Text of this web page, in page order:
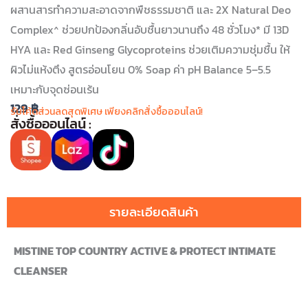
ผสานสารทำความสะอาดจากพืชธรรมชาติ และ 2X Natural Deo
Complex^ ช่วยปกป้องกลิ่นอับชื้นยาวนานถึง 48 ชั่วโมง* มี 13D
HYA และ Red Ginseng Glycoproteins ช่วยเติมความชุ่มชื้น ให้
ผิวไม่แห้งตึง สูตรอ่อนโยน 0% Soap ค่า pH Balance 5–5.5
เหมาะกับจุดซ่อนเร้น
129฿
รับโค้ดส่วนลดสุดพิเศษ เพียงคลิกสั่งซื้อออนไลน์!
สั่งซื้อออนไลน์ :
รายละเอียดสินค้า
MISTINE TOP COUNTRY ACTIVE & PROTECT INTIMATE
CLEANSER